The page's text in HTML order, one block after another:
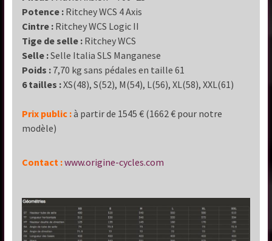
Potence : Ritchey WCS 4 Axis
Cintre : Ritchey WCS Logic II
Tige de selle : Ritchey WCS
Selle :Selle Italia SLS Manganese
Poids : 7,70 kg sans pédales en taille 61
6 tailles :XS(48), S(52), M(54), L(56), XL(58), XXL(61)
Prix public :à partir de 1545 € (1662 € pour notre
modèle)
Contact :www.origine-cycles.com